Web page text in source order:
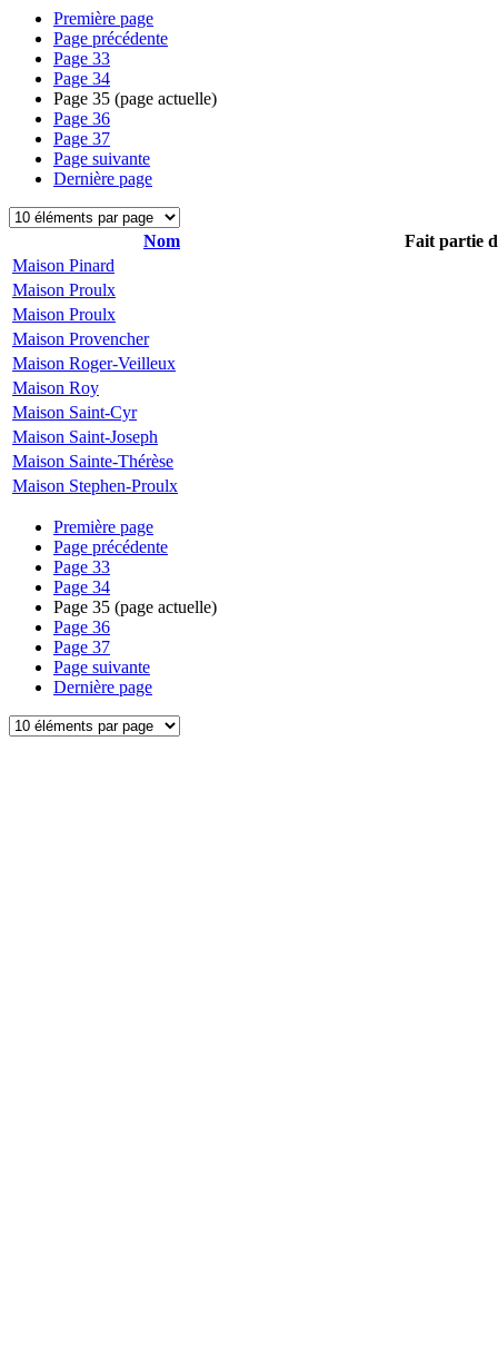
Première page
Page précédente
Page 33
Page 34
Page 35 (page actuelle)
Page 36
Page 37
Page suivante
Dernière page
Nom
Fait partie
Maison Pinard
Maison Proulx
Maison Proulx
Maison Provencher
Maison Roger-Veilleux
Maison Roy
Maison Saint-Cyr
Maison Saint-Joseph
Maison Sainte-Thérèse
Maison Stephen-Proulx
Première page
Page précédente
Page 33
Page 34
Page 35 (page actuelle)
Page 36
Page 37
Page suivante
Dernière page